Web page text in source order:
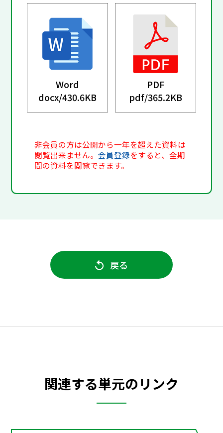
Word
docx/430.6KB
PDF
pdf/365.2KB
非会員の方は公開から一年を超えた資料は
閲覧出来ません。会員登録をすると、全期
間の資料を閲覧できます。
戻る
関連する単元のリンク